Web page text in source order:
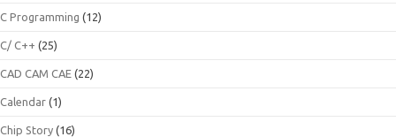
C Programming (12)
C/ C++ (25)
CAD CAM CAE (22)
Calendar (1)
Chip Story (16)